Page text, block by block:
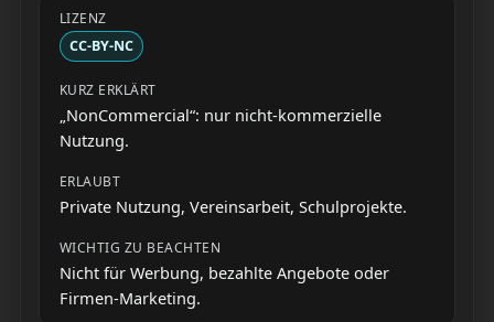
CC-BY-NC
„NonCommercial“: nur nicht-kommerzielle
Nutzung.
Private Nutzung, Vereinsarbeit, Schulprojekte.
Nicht für Werbung, bezahlte Angebote oder
Firmen-Marketing.